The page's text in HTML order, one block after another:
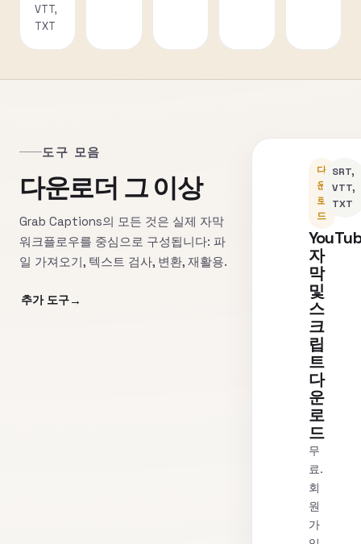
VTT,
TXT
도구 모음
다운로더 그 이상
Grab Captions의 모든 것은 실제 자막
워크플로우를 중심으로 구성됩니다: 파
일 가져오기, 텍스트 검사, 변환, 재활용.
추가 도구
다
운
로
드
자
막
및
스
크
립
트
다
운
로
드
무
료.
회
원
가
SRT,
VTT,
TXT